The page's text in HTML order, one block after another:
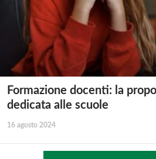
Formazione docenti: la
dedicata alle scuole
16 agosto 2024